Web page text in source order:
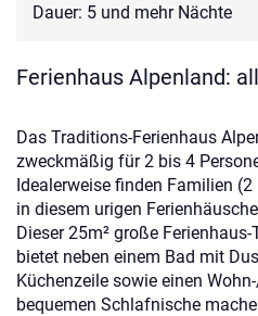
Dauer: 5 und mehr Nächte
Ferienhaus Alpenland:
Das Traditions-Ferienhaus
zweckmäßig für 2 bis 4
Idealerweise finden Familien
in diesem urigen
Dieser 25m² große
bietet neben einem Bad mit
Küchenzeile sowie einen
bequemen Schlafnische